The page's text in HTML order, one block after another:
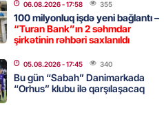
Səudiyyə Ərəbistanı və
- 15:15 121
06.08.2026- 17:58 355
100 milyonluq işdə yeni bağlantı –
“Turan Bank”ın 2 səhmdar
şirkətinin rəhbəri saxlanıldı
05.08.2026- 17:45 340
Bu gün “Sabah” Danimarkada
“Orhus” klubu ilə qarşılaşacaq